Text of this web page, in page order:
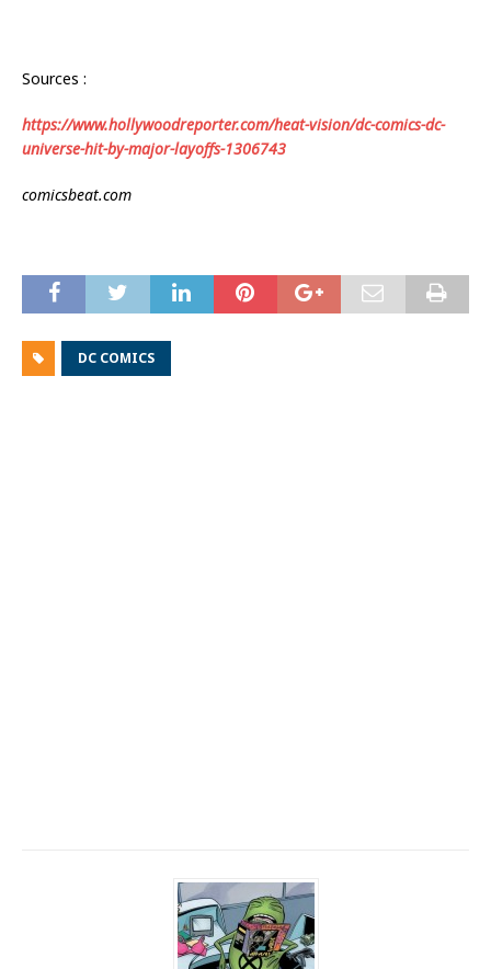
Sources :
https://www.hollywoodreporter.com/heat-vision/dc-comics-dc-
universe-hit-by-major-layoffs-1306743
comicsbeat.com
DC COMICS